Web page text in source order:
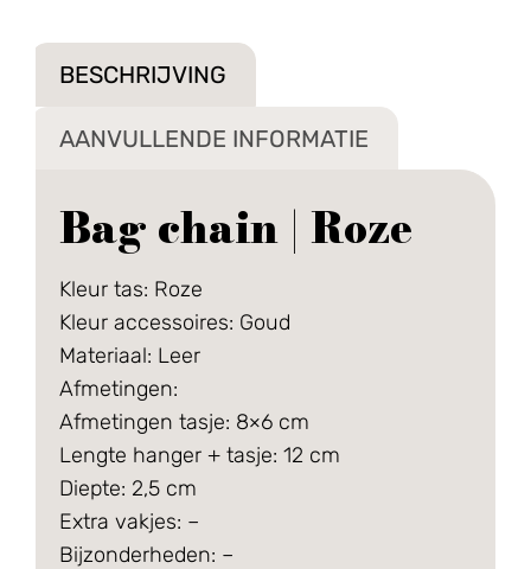
BESCHRIJVING
AANVULLENDE INFORMATIE
Bag chain | Roze
Kleur tas: Roze
Kleur accessoires: Goud
Materiaal: Leer
Afmetingen:
Afmetingen tasje: 8×6 cm
Lengte hanger + tasje: 12 cm
Diepte: 2,5 cm
Extra vakjes: –
Bijzonderheden: –